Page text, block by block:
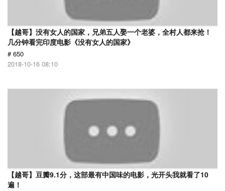
【越哥】没有女人的国家，兄弟五人娶一个老婆，全村人都来抢！
几分钟看完印度电影《没有女人的国家》
# 650
2018-10-16 08:10
【越哥】豆瓣9.1分，这部最有中国味的电影，光开头我就看了10
遍！